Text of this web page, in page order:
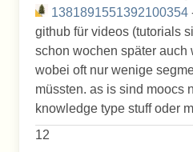
1381891551392100354
github für videos (tutorials
schon wochen später auch
wobei oft nur wenige
müssten. as is sind moocs
knowledge type stuff oder
12